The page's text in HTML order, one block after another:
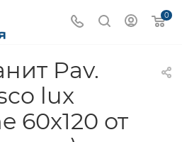
0
Pav.
lux
60x120 от